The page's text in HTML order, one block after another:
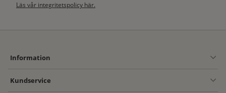
Läs vår integritetspolicy här.
Information
Kundservice